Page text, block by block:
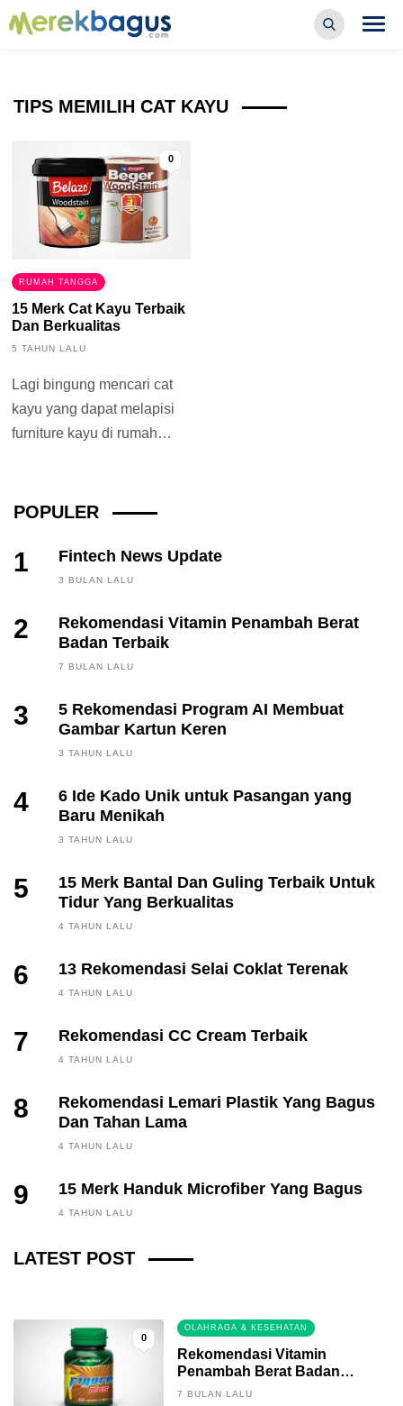
TIPS MEMILIH CAT KAYU
0
RUMAH TANGGA
15 Merk Cat Kayu Terbaik
Dan Berkualitas
5 TAHUN LALU
Lagi bingung mencari cat
kayu yang dapat melapisi
furniture kayu di rumah
POPULER
1 Fintech News Update
3 BULAN LALU
2
Rekomendasi Vitamin Penambah Berat
Badan Terbaik
7 BULAN LALU
3
5 Rekomendasi Program AI Membuat
Gambar Kartun Keren
3 TAHUN LALU
4
6 Ide Kado Unik untuk Pasangan yang
Baru Menikah
3 TAHUN LALU
5
15 Merk Bantal Dan Guling Terbaik Untuk
Tidur Yang Berkualitas
4 TAHUN LALU
6 13 Rekomendasi Selai Coklat Terenak
4 TAHUN LALU
7 Rekomendasi CC Cream Terbaik
4 TAHUN LALU
8
Rekomendasi Lemari Plastik Yang Bagus
Dan Tahan Lama
4 TAHUN LALU
9 15 Merk Handuk Microfiber Yang Bagus
4 TAHUN LALU
LATEST POST
FINANCE, INVESTING
3 BULAN LALU
0
OLAHRAGA & KESEHATAN
Rekomendasi Vitamin
Penambah Berat Badan
Terbaik
7 BULAN LALU